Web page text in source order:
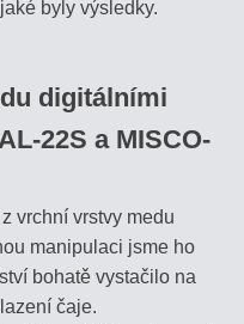
byly výsledky.
digitálními
22S a MISCO-
vrchní vrstvy medu
manipulaci jsme ho
bohatě vystačilo na
čaje.